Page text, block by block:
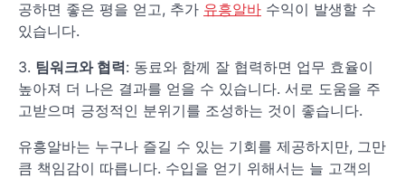
공하면 좋은 평을 얻고, 추가 유흥알바 수익이 발생할 수
있습니다.
3. 팀워크와 협력: 동료와 함께 잘 협력하면 업무 효율이
높아져 더 나은 결과를 얻을 수 있습니다. 서로 도움을 주
고받으며 긍정적인 분위기를 조성하는 것이 좋습니다.
유흥알바는 누구나 즐길 수 있는 기회를 제공하지만, 그만
큼 책임감이 따릅니다. 수입을 얻기 위해서는 늘 고객의